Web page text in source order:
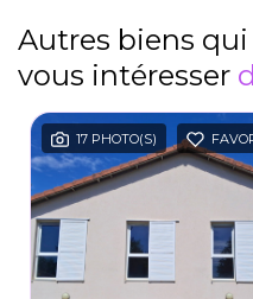
Autres biens
vous intéresser
17 PHOTO(S)